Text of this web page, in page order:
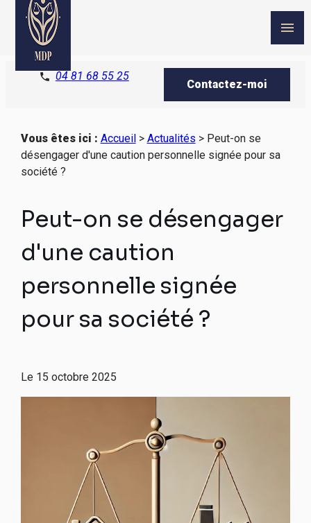
menu
phone 04 81 68 55 25
Contactez-moi
Vous êtes ici : Accueil> Actualités > Peut-on se
désengager d'une caution personnelle signée pour sa
société ?
Peut-on se désengager
d'une caution
personnelle signée
pour sa société ?
Le 15 octobre 2025
Panneau de gestion des cookies